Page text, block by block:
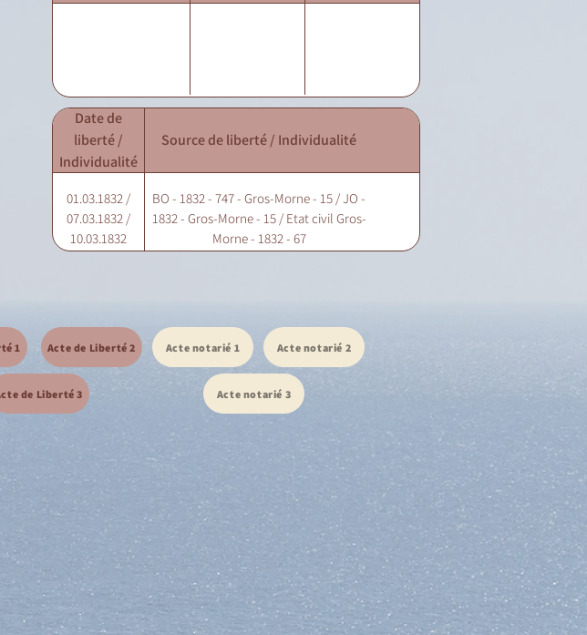
Date de
liberté /
Individualité
Source de liberté / Individualité
01.03.1832 /
07.03.1832 /
10.03.1832
BO - 1832 - 747 - Gros-Morne - 15 / JO -
1832 - Gros-Morne - 15 / Etat civil Gros-
Morne - 1832 - 67
1 Acte de Liberté 2
de Liberté 3
Acte notarié 1 Acte notarié 2
Acte notarié 3